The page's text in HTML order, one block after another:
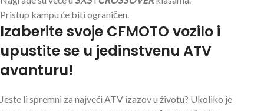
Pristup kampu će biti ograničen.
Izaberite svoje CFMOTO vozilo i
upustite se u jedinstvenu ATV
avanturu!
Jeste li spremni za najveći ATV izazov u životu? Ukoliko je